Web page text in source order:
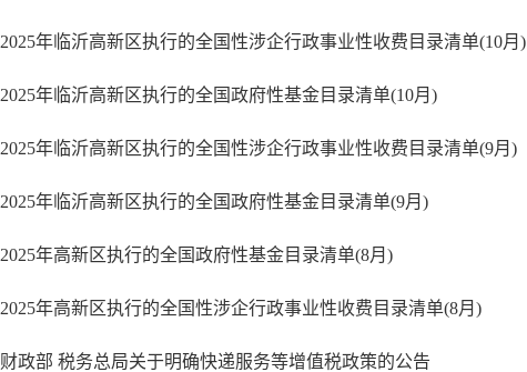
2025年临沂高新区执行的全国性涉企行政事业性收费目录清单(10月)
2025年临沂高新区执行的全国政府性基金目录清单(10月)
2025年临沂高新区执行的全国性涉企行政事业性收费目录清单(9月)
2025年临沂高新区执行的全国政府性基金目录清单(9月)
2025年高新区执行的全国政府性基金目录清单(8月)
2025年高新区执行的全国性涉企行政事业性收费目录清单(8月)
财政部 税务总局关于明确快递服务等增值税政策的公告